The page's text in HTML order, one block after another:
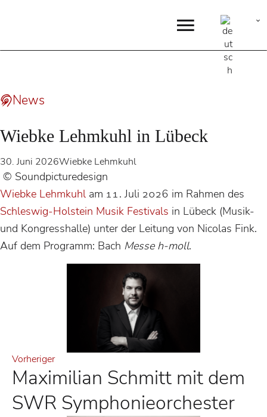
News
Wiebke Lehmkuhl in Lübeck
30. Juni 2026Wiebke Lehmkuhl
© Soundpicturedesign
Wiebke Lehmkuhl am 11. Juli 2026 im Rahmen des
Schleswig-Holstein Musik Festivals in Lübeck (Musik-
und Kongresshalle) unter der Leitung von Nicolas Fink.
Auf dem Programm: Bach Messe h-moll.
Vorheriger
Maximilian Schmitt mit dem
SWR Symphonieorchester